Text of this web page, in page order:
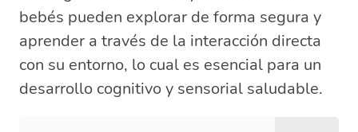
bebés pueden explorar de forma segura y
aprender a través de la interacción directa
con su entorno, lo cual es esencial para un
desarrollo cognitivo y sensorial saludable.